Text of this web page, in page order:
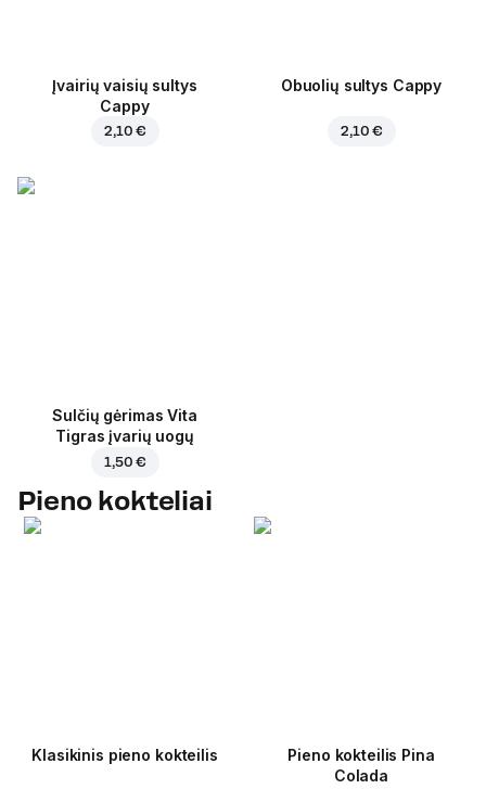
Įvairių vaisių sultys
Cappy
2,10 €
Obuolių sultys Cappy
2,10 €
Sulčių gėrimas Vita
Tigras įvarių uogų
1,50 €
Pieno kokteliai
Klasikinis pieno kokteilis
Pieno kokteilis Pina
Colada